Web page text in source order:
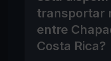
transportar
entre
Costa Rica?